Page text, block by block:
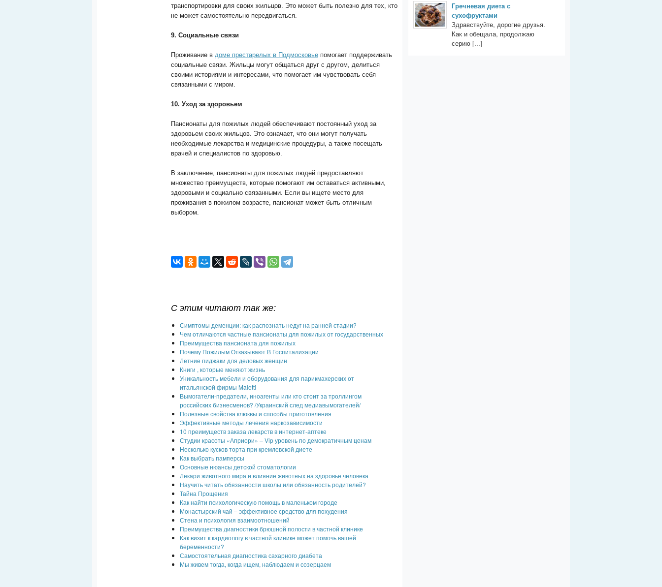
транспортировки для своих жильцов. Это может быть полезно для тех, кто
не может самостоятельно передвигаться.
9. Социальные связи
Проживание в доме престарелых в Подмосковье помогает поддерживать
социальные связи. Жильцы могут общаться друг с другом, делиться
своими историями и интересами, что помогает им чувствовать себя
связанными с миром.
10. Уход за здоровьем
Пансионаты для пожилых людей обеспечивают постоянный уход за
здоровьем своих жильцов. Это означает, что они могут получать
необходимые лекарства и медицинские процедуры, а также посещать
врачей и специалистов по здоровью.
В заключение, пансионаты для пожилых людей предоставляют
множество преимуществ, которые помогают им оставаться активными,
здоровыми и социально связанными. Если вы ищете место для
проживания в пожилом возрасте, пансионат может быть отличным
выбором.
С этим читают так же:
Симптомы деменции: как распознать недуг на ранней стадии?
Чем отличаются частные пансионаты для пожилых от государственных
Преимущества пансионата для пожилых
Почему Пожилым Отказывают В Госпитализации
Летние пиджаки для деловых женщин
Книги , которые меняют жизнь
Уникальность мебели и оборудования для парикмахерских от
итальянской фирмы Maletti
Вымогатели-предатели, иноагенты или кто стоит за троллингом
российских бизнесменов? /Украинский след медиавымогателей/
Полезные свойства клюквы и способы приготовления
Эффективные методы лечения наркозависимости
10 преимуществ заказа лекарств в интернет-аптеке
Студии красоты «Априори» – Vip уровень по демократичным ценам
Несколько кусков торта при кремлевской диете
Как выбрать памперсы
Основные нюансы детской стоматологии
Лекари животного мира и влияние животных на здоровье человека
Научить читать обязанности школы или обязанность родителей?
Тайна Прощения
Как найти психологическую помощь в маленьком городе
Монастырский чай – эффективное средство для похудения
Стена и психология взаимоотношений
Преимущества диагностики брюшной полости в частной клинике
Как визит к кардиологу в частной клинике может помочь вашей
беременности?
Самостоятельная диагностика сахарного диабета
Мы живем тогда, когда ищем, наблюдаем и созерцаем
Гречневая диета с
сухофруктами
Здравствуйте, дорогие друзья.
Как и обещала, продолжаю
серию [...]